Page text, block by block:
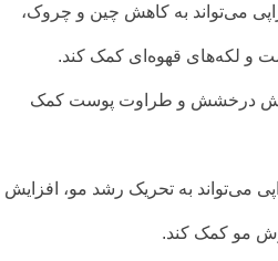
می‌تواند به کاهش چین و چروک،
لکه‌های قهوه‌ای کمک کند.
درخشش و طراوت پوست کمک
به تحریک رشد مو، افزایش
کمک کند.